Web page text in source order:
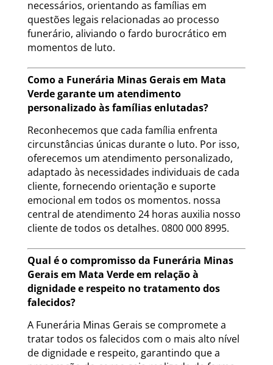
necessários, orientando as famílias em
questões legais relacionadas ao processo
funerário, aliviando o fardo burocrático em
momentos de luto.
Como a Funerária Minas Gerais em Mata
Verde garante um atendimento
personalizado às famílias enlutadas?
Reconhecemos que cada família enfrenta
circunstâncias únicas durante o luto. Por isso,
oferecemos um atendimento personalizado,
adaptado às necessidades individuais de cada
cliente, fornecendo orientação e suporte
emocional em todos os momentos. nossa
central de atendimento 24 horas auxilia nosso
cliente de todos os detalhes. 0800 000 8995.
Qual é o compromisso da Funerária Minas
Gerais em Mata Verde em relação à
dignidade e respeito no tratamento dos
falecidos?
A Funerária Minas Gerais se compromete a
tratar todos os falecidos com o mais alto nível
de dignidade e respeito, garantindo que a